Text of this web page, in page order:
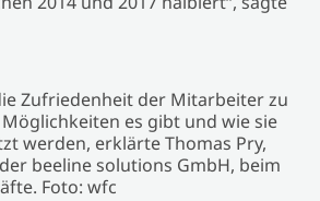
Zufriedenheit der Mitarbeiter zu
es gibt und wie sie
werden, erklärte Thomas Pry,
beeline solutions GmbH, beim
Foto: wfc